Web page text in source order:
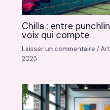
Chilla : entre
voix qui compte
Laisser un commentaire /Art
2025